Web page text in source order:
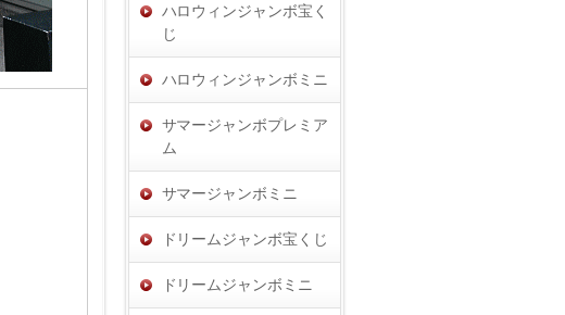
ハロウィンジャンボ宝く
じ
ハロウィンジャンボミニ
サマージャンボプレミア
ム
サマージャンボミニ
ドリームジャンボ宝くじ
ドリームジャンボミニ